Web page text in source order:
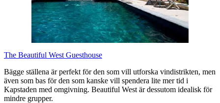
The Beautiful West Guesthouse
Bägge ställena är perfekt för den som vill utforska vindistrikten, men
även som bas för den som kanske vill spendera lite mer tid i
Kapstaden med omgivning. Beautiful West är dessutom idealisk för
mindre grupper.